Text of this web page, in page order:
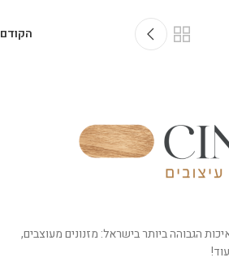
הקודם
הגבוהה ביותר בישראל: מזנונים מעוצבים,